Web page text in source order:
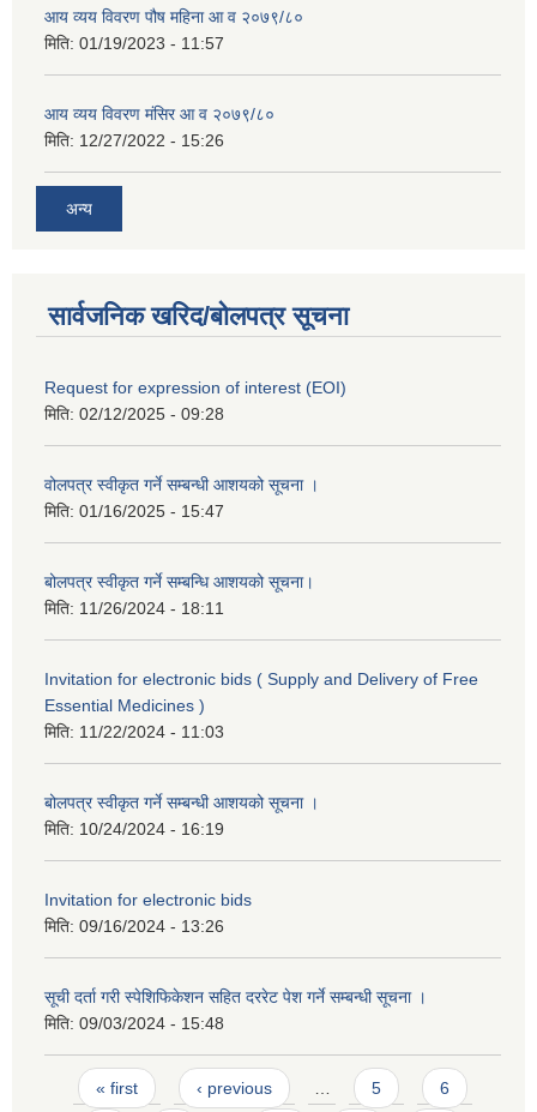
आय व्यय विवरण पौष महिना आ व २०७९/८०
मिति: 01/19/2023 - 11:57
आय व्यय विवरण मंसिर आ व २०७९/८०
मिति: 12/27/2022 - 15:26
अन्य
सार्वजनिक खरिद/बोलपत्र सूचना
Request for expression of interest (EOI)
मिति: 02/12/2025 - 09:28
वोलपत्र स्वीकृत गर्ने सम्बन्धी आशयको सूचना ।
मिति: 01/16/2025 - 15:47
बोलपत्र स्वीकृत गर्ने सम्बन्धि आशयको सूचना।
मिति: 11/26/2024 - 18:11
Invitation for electronic bids ( Supply and Delivery of Free
Essential Medicines )
मिति: 11/22/2024 - 11:03
बोलपत्र स्वीकृत गर्ने सम्बन्धी आशयको सूचना ।
मिति: 10/24/2024 - 16:19
Invitation for electronic bids
मिति: 09/16/2024 - 13:26
सूची दर्ता गरी स्पेशिफिकेशन सहित दररेट पेश गर्ने सम्बन्धी सूचना ।
मिति: 09/03/2024 - 15:48
Pages
« first ‹ previous … 5 6